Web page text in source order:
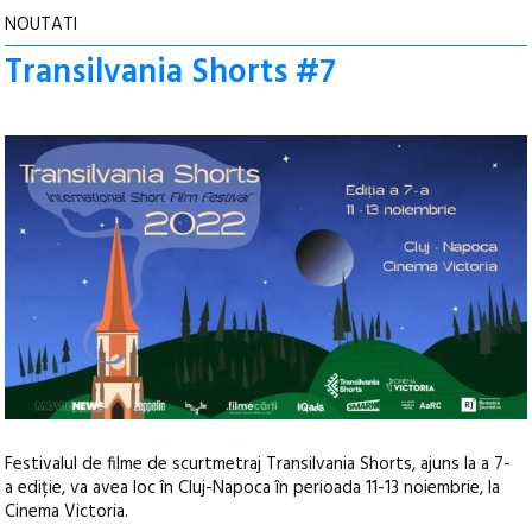
NOUTATI
Transilvania Shorts #7
Festivalul de filme de scurtmetraj Transilvania Shorts, ajuns la a 7-
a ediție, va avea loc în Cluj-Napoca în perioada 11-13 noiembrie, la
Cinema Victoria.